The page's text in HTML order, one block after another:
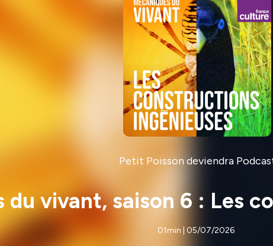
Petit Poisson deviendra
du vivant, saison 6 : Les
01min | 05/07/2026